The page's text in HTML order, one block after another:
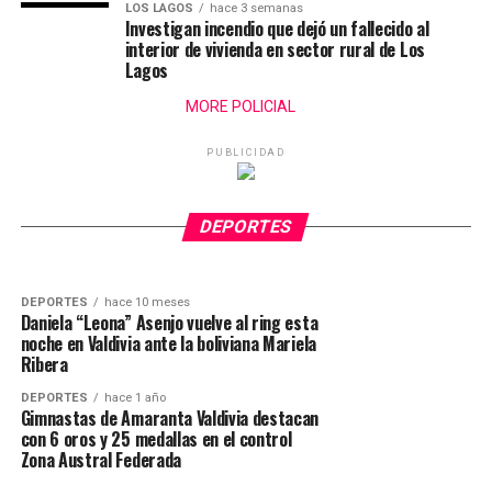
LOS LAGOS hace 3 semanas
Investigan incendio que dejó un fallecido al
interior de vivienda en sector rural de Los
Lagos
MORE POLICIAL
PUBLICIDAD
DEPORTES
hace 10 meses
“La Leona” Asenjo ganó con fuerza y corazón
en una gran noche de boxeo en Dreams
Valdivia
Sebastián “Lobo” Fontanilla se consagra como
nuevo campeón chileno Superwelter
DEPORTES hace 10 meses
Daniela “Leona” Asenjo vuelve al ring esta
noche en Valdivia ante la boliviana Mariela
Ribera
DEPORTES hace 1 año
Gimnastas de Amaranta Valdivia destacan
con 6 oros y 25 medallas en el control
Zona Austral Federada